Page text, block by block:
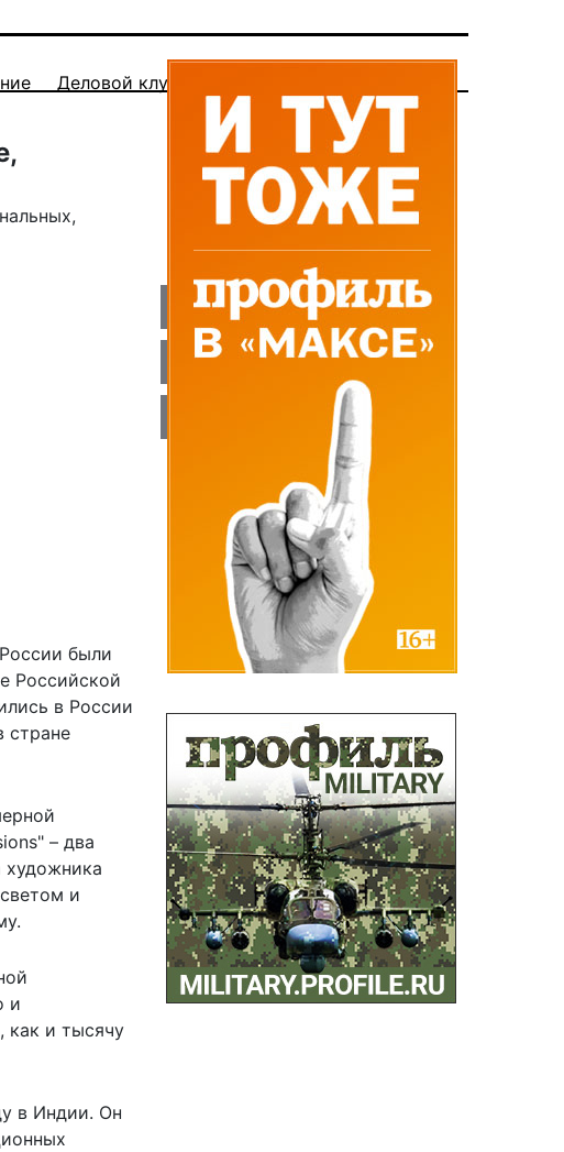
Деловой клуб
были
Российской
в России
стране
– два
художника
и
и
как и тысячу
в Индии. Он